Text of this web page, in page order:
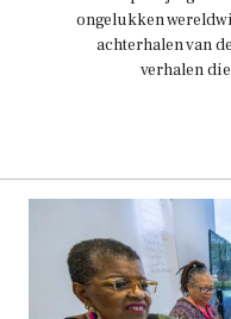
ongelukken
achterhalen van
verhalen